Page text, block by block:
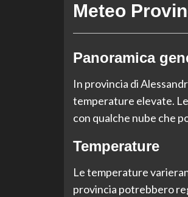
Meteo
Panoramica
In provincia di
temperature elevate.
con qualche nube che
Temperature
Le temperature
provincia potrebbero